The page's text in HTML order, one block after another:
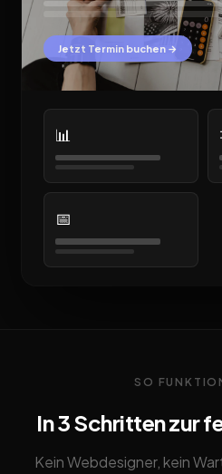
Jetzt Termin buchen →
📊
📅
SO
In 3 Schritten zur
Kein Webdesigner, kein